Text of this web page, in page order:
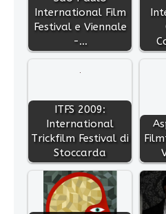
International Film
Festival e Viennale
-…
ITFS 2009:
International
Trickfilm Festival di
Stoccarda